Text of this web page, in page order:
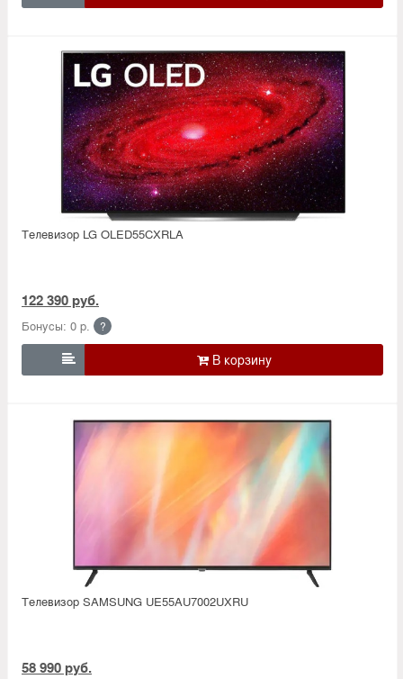
Телевизор LG OLED55CXRLA
122 390 руб.
Бонусы: 0 р. ?

Телевизор SAMSUNG UE55AU7002UXRU
58 990 руб.